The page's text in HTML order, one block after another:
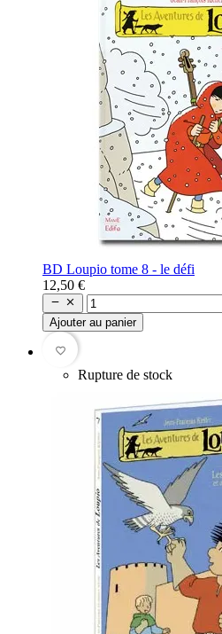
BD Loupio tome 8 - le défi
12,50 €
 
Ajouter au panier
favorite_border
Rupture de stock